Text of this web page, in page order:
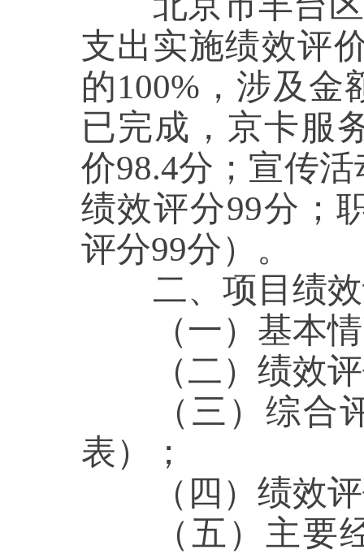
支出实施绩效评
的100%，涉及金
已完成，京卡服
价98.4分；宣传
绩效评分99分；
评分99分）。
二、项目绩效
（一）基本情
（二）绩效评
（三 ） 综合
表）；
（四）绩效评
（五 ） 主要